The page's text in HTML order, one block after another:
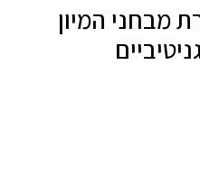
מבחני המיון